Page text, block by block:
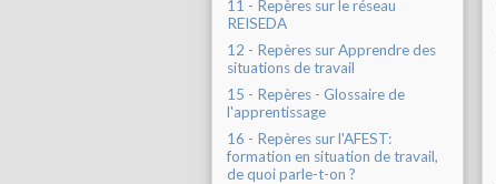
11 - Repères sur le réseau
REISEDA
12 - Repères sur Apprendre des
situations de travail
15 - Repères - Glossaire de
l'apprentissage
16 - Repères sur l'AFEST:
formation en situation de travail,
de quoi parle-t-on ?